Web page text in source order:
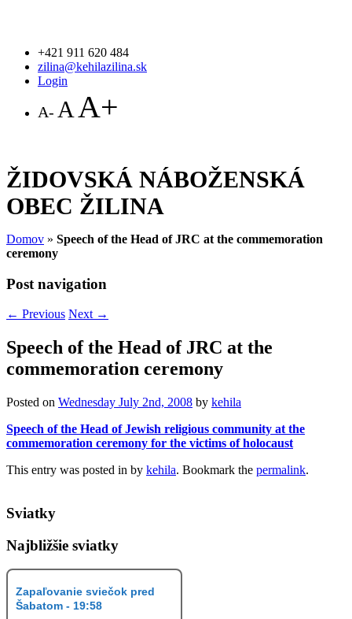
+421 911 620 484
zilina@kehilazilina.sk
Login
A- A A+
ŽIDOVSKÁ NÁBOŽENSKÁ
OBEC ŽILINA
Domov » Speech of the Head of JRC at the commemoration
ceremony
Post navigation
← Previous Next →
Speech of the Head of JRC at the
commemoration ceremony
Posted on Wednesday July 2nd, 2008 by kehila
Speech of the Head of Jewish religious community at the
commemoration ceremony for the victims of holocaust
This entry was posted in by kehila. Bookmark the permalink.
Sviatky
Najbližšie sviatky
Zapaľovanie sviečok pred
Šabatom - 19:58